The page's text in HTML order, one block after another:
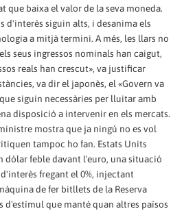
que baixa el valor de la seva moneda.
d'interès siguin alts, i desanima els
a mitjà termini. A més, les llars no
seus ingressos nominals han caigut,
reals han crescut», va justificar
va dir el japonès, el «Govern va
siguin necessàries per lluitar amb
disposició a intervenir en els mercats.
mostra que ja ningú no es vol
tampoc ho fan. Estats Units
dòlar feble davant l'euro, una situació
fregant el 0%, injectant
de fer bitllets de la Reserva
d'estímul que manté quan altres països